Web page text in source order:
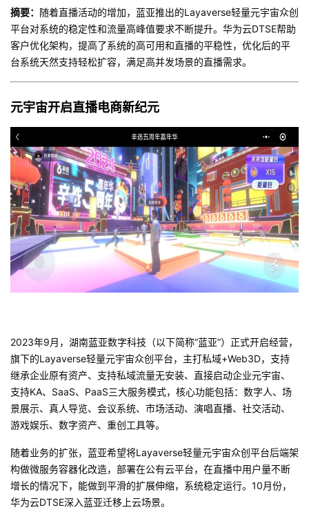
我
的
博
我
的
坛
我
圈
子
的
直
播
我
的
活
动
我
的
关
我
的
者
学
我
的
我
我
支
持
我
的
技
我
的
摘要： 随着直播活动的增加，蓝亚推出的Layaverse轻量元宇宙众创
平台对系统的稳定性和流量高峰值要求不断提升。华为云DTSE帮助
客户优化架构，提高了系统的高可用和直播的平稳性，优化后的平
台系统天然支持轻松扩容，满足高并发场景的直播需求。
元宇宙开启直播电商新纪元
2023年9月，湖南蓝亚数字科技（以下简称“蓝亚”）正式开启经营，
旗下的Layaverse轻量元宇宙众创平台，主打私域+Web3D，支持
继承企业原有资产、支持私域流量无安装、直接启动企业元宇宙、
支持KA、 SaaS、 PaaS三大服务模式，核心功能包括：数字人、场
景展示、真人导览、会议系统、市场活动、演唱直播、社交活动、
游戏娱乐、数字资产、重创工具等。
随着业务的扩张，蓝亚希望将Layaverse轻量元宇宙众创平台后端架
构做微服务容器化改造，部署在公有云平台，在直播中用户量不断
增长的情况下，能做到平滑的扩展伸缩，系统稳定运行。 10月份，
华为云DTSE深入蓝亚迁移上云场景。